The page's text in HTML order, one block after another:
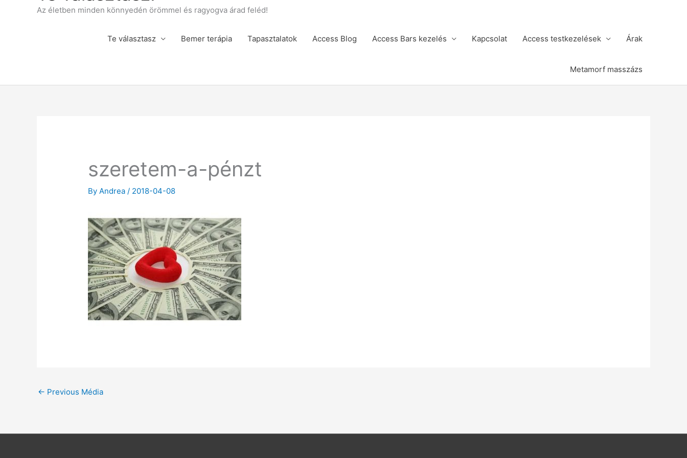
Az életben minden könnyedén örömmel és ragyogva árad feléd!
Te választasz Bemer terápia Tapasztalatok Access Blog Access Bars kezelés Kapcsolat Access testkezelések Árak
Metamorf masszázs
szeretem-a-pénzt
ByAndrea/ 2018-04-08
← Previous Média